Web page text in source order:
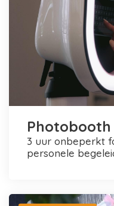
Photobooth
3 uur onbeperkt foto's maken en printen +
personele